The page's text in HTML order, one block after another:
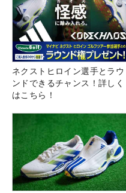
ネクストヒロイン選手とラウ
ンドできるチャンス！詳しく
はこちら！